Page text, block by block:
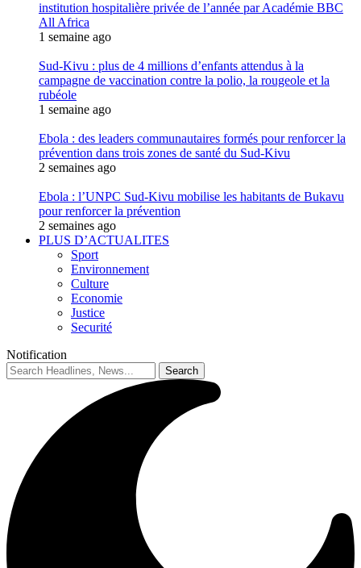
institution hospitalière privée de l’année par Académie BBC
All Africa
1 semaine ago
Sud-Kivu : plus de 4 millions d’enfants attendus à la
campagne de vaccination contre la polio, la rougeole et la
rubéole
1 semaine ago
Ebola : des leaders communautaires formés pour renforcer la
prévention dans trois zones de santé du Sud-Kivu
2 semaines ago
Ebola : l’UNPC Sud-Kivu mobilise les habitants de Bukavu
pour renforcer la prévention
2 semaines ago
PLUS D’ACTUALITES
Sport
Environnement
Culture
Economie
Justice
Securité
Notification